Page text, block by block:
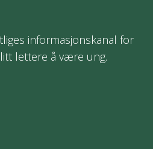
informasjonskanal for
lettere å være ung.